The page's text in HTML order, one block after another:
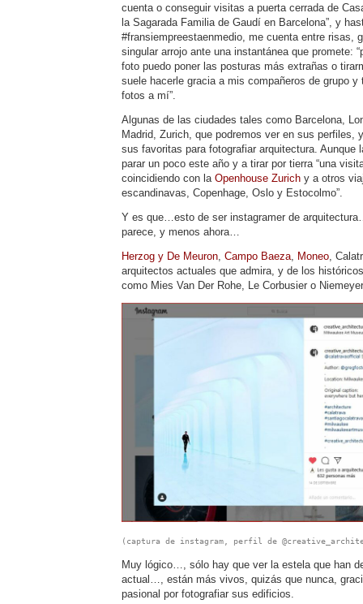
cuenta o conseguir visitas a puerta cerrada de
la Sagarada Familia de Gaudí en Barcelona”, y
#fransiempreestaenmedio, me cuenta entre risas,
singular arrojo ante una instantánea que promete:
foto puedo poner las posturas más extrañas o
suele hacerle gracia a mis compañeros de grupo y
fotos a mí”.
Algunas de las ciudades tales como Barcelona,
Madrid, Zurich, que podremos ver en sus perfiles,
sus favoritas para fotografiar arquitectura. Aunque
parar un poco este año y a tirar por tierra “una
coincidiendo con la Openhouse Zurich y a otros
escandinavas, Copenhage, Oslo y Estocolmo”.
Y es que…esto de ser instagramer de
parece, y menos ahora…
Herzog y De Meuron Campo Baeza Moneo ,
arquitectos actuales que admira, y de los
como Mies Van Der Rohe, Le Corbusier o
(captura de instagram, perfil de
Muy lógico…, sólo hay que ver la estela que han
actual…, están más vivos, quizás que nunca,
pasional por fotografiar sus edificios.